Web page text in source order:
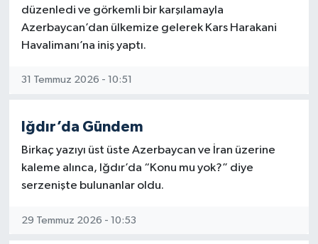
Sizin insanlığınız tartışılır.
Çünkü insan eti yiyenlerle, çocuk
Vahşisiniz, insan değilsiniz.
Mülcem’siniz, Şimr’siniz, vahşisiniz. Ebu
İran, sizin gibi onurunu, şerefini satmadığı
için düşmanınız.
düşmanınız.
düzenledi ve görkemli bir karşılamayla
Azerbaycan’dan ülkemize gelerek Kars Harakani
Havalimanı’na iniş yaptı.
31 Temmuz 2026 - 10:51
Iğdır’da Gündem
Birkaç yazıyı üst üste Azerbaycan ve İran üzerine
kaleme alınca, Iğdır’da “Konu mu yok?” diye
serzenişte bulunanlar oldu.
29 Temmuz 2026 - 10:53